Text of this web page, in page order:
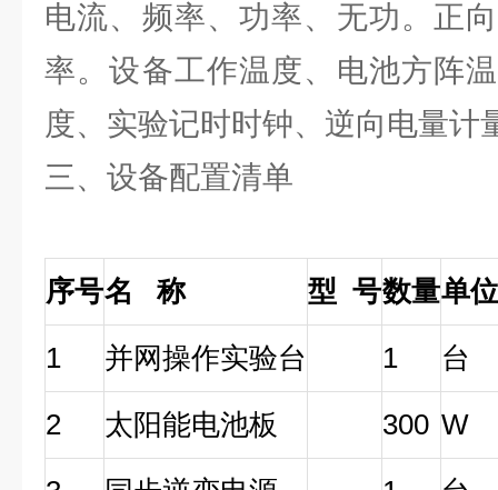
电流、频率、功率、无功。正
率。设备工作温度、电池方阵
度、实验记时时钟、逆向电量计
三、设备配置清单
序号名 称 型 号数量单位
1
并网操作实验台 1
台
2
太阳能电池板 300 W